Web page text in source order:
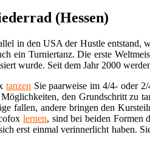
(Hessen)
in den USA der Hustle entstand,
ein Turniertanz. Die erste
wurde. Seit dem Jahr 2000
tanzen Sie paarweise im 4/4- oder
Möglichkeiten, den Grundschritt zu
fallen, andere bringen den
lernen, sind bei beiden Formen
erst einmal verinnerlicht haben.